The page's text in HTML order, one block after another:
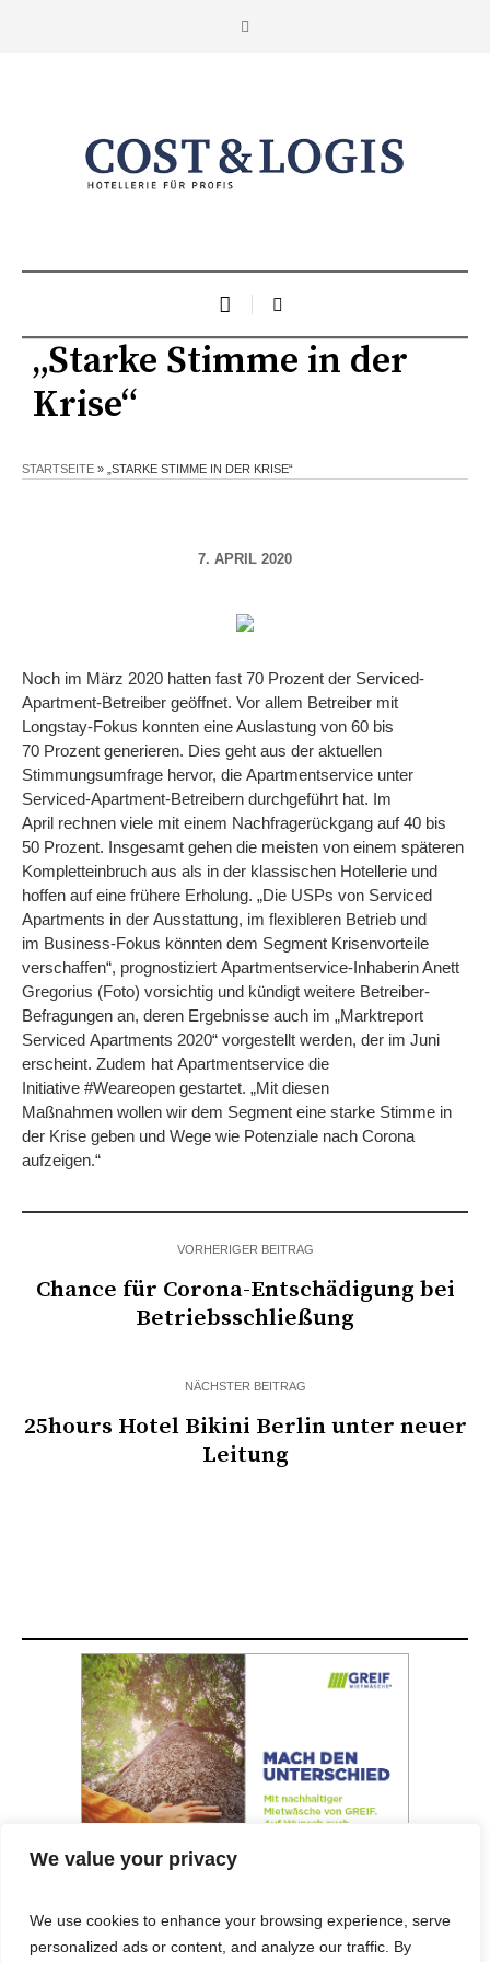
We value your privacy
We use cookies to enhance your browsing experience, serve
personalized ads or content, and analyze our traffic. By
„Starke Stimme in der
Krise“
STARTSEITE » „STARKE STIMME IN DER KRISE“
7. APRIL 2020
Noch im März 2020 hatten fast 70 Prozent der Serviced-
Apartment-Betreiber geöffnet. Vor allem Betreiber mit
Longstay-Fokus konnten eine Auslastung von 60 bis
70 Prozent generieren. Dies geht aus der aktuellen
Stimmungsumfrage hervor, die Apartmentservice unter
Serviced-Apartment-Betreibern durchgeführt hat. Im
April rechnen viele mit einem Nachfragerückgang auf 40 bis
50 Prozent. Insgesamt gehen die meisten von einem späteren
Kompletteinbruch aus als in der klassischen Hotellerie und
hoffen auf eine frühere Erholung. „Die USPs von Serviced
Apartments in der Ausstattung, im flexibleren Betrieb und
im Business-Fokus könnten dem Segment Krisenvorteile
verschaffen“, prognostiziert Apartmentservice-Inhaberin Anett
Gregorius (Foto) vorsichtig und kündigt weitere Betreiber-
Befragungen an, deren Ergebnisse auch im „Marktreport
Serviced Apartments 2020“ vorgestellt werden, der im Juni
erscheint. Zudem hat Apartmentservice die
Initiative #Weareopen gestartet. „Mit diesen
Maßnahmen wollen wir dem Segment eine starke Stimme in
der Krise geben und Wege wie Potenziale nach Corona
aufzeigen.“
VORHERIGER BEITRAG
Chance für Corona-Entschädigung bei
Betriebsschließung
NÄCHSTER BEITRAG
25hours Hotel Bikini Berlin unter neuer
Leitung